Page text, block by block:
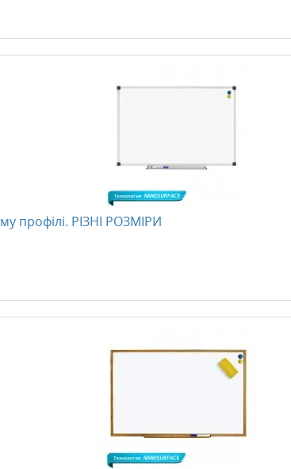
профілі. РІЗНІ РОЗМІРИ